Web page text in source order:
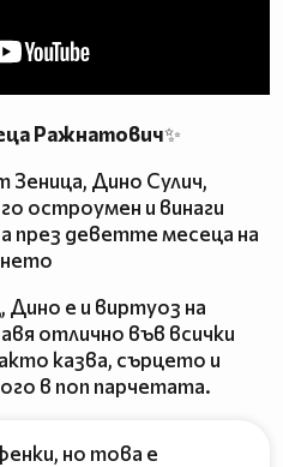
Ражнатович✨
Дино Сулич,
остроумен и винаги
през деветте месеца на
е и виртуоз на
отлично във всички
казва, сърцето и
в поп парчетата.
но това е